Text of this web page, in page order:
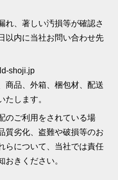
れ、著しい汚損等が確認さ
以内に当社お問い合わせ先
shoji.jp
商品、外箱、梱包材、配送
たします。
のご利用をされている場
質劣化、盗難や破損等のお
らについて、当社では責任
おきください。